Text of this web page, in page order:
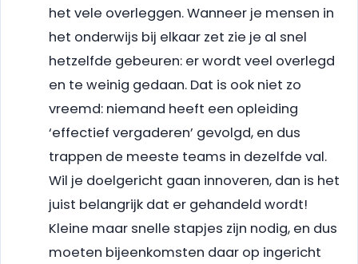
het vele overleggen. Wanneer je mensen in
het onderwijs bij elkaar zet zie je al snel
hetzelfde gebeuren: er wordt veel overlegd
en te weinig gedaan. Dat is ook niet zo
vreemd: niemand heeft een opleiding
‘effectief vergaderen’ gevolgd, en dus
trappen de meeste teams in dezelfde val.
Wil je doelgericht gaan innoveren, dan is het
juist belangrijk dat er gehandeld wordt!
Kleine maar snelle stapjes zijn nodig, en dus
moeten bijeenkomsten daar op ingericht